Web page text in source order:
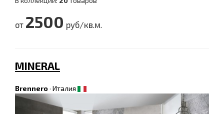
от 2500 руб/кв.м.
MINERAL
Brennero· Италия